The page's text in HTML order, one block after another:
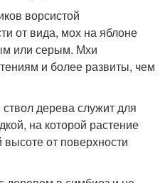
ворсистой
от вида, мох на яблоне
или серым. Мхи
и более развиты, чем
дерева служит для
на которой растение
от поверхности